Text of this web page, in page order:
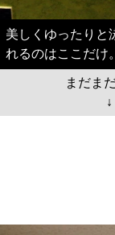
美しくゆったりと
れるのはここだけ
まだま